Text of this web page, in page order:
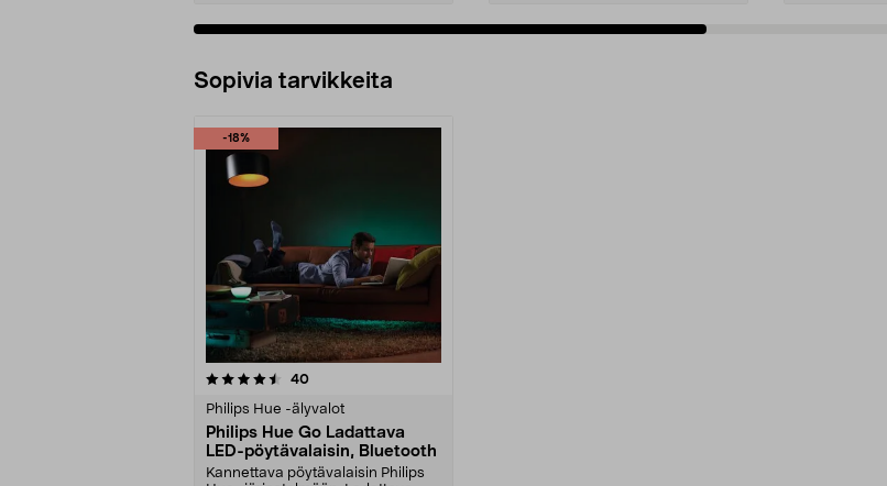
Sopivia tarvikkeita
-18%
40arvostelut
Philips Hue -älyvalot
Philips Hue Go Ladattava
LED-pöytävalaisin, Bluetooth
Kannettava pöytävalaisin Philips